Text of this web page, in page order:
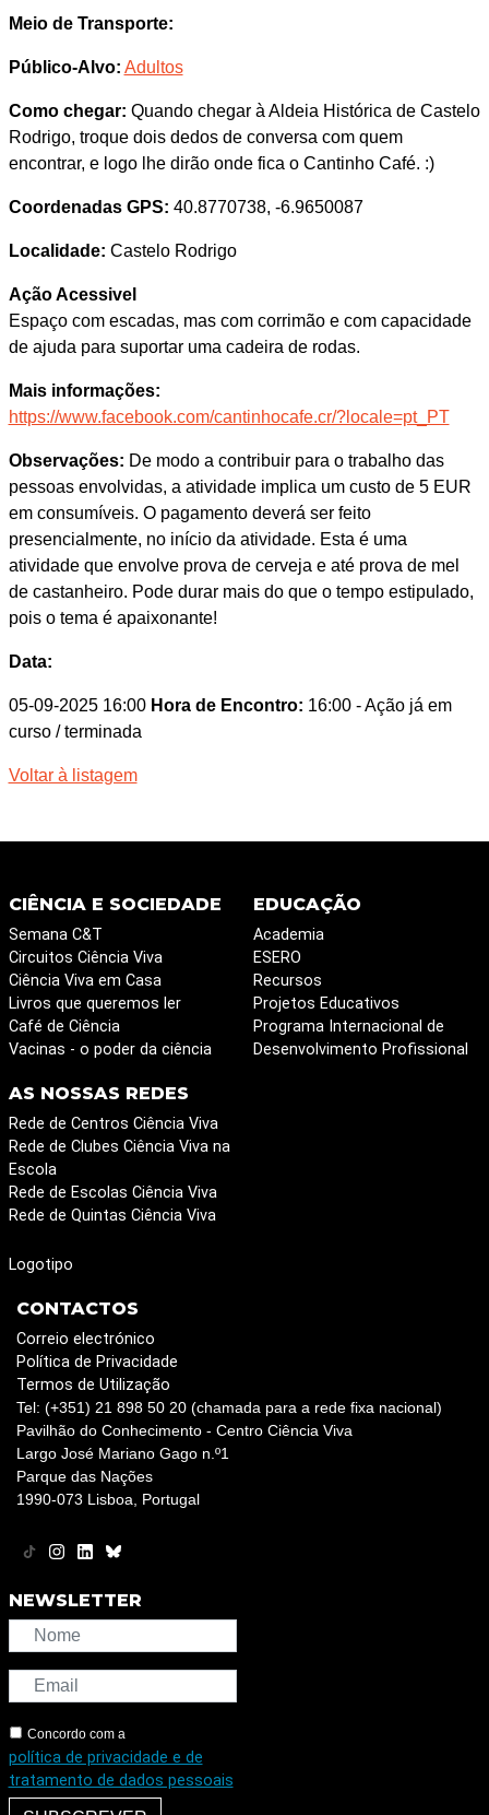
Meio de Transporte:
Público-Alvo: Adultos
Como chegar: Quando chegar à Aldeia Histórica de Castelo
Rodrigo, troque dois dedos de conversa com quem
encontrar, e logo lhe dirão onde fica o Cantinho Café. :)
Coordenadas GPS: 40.8770738, -6.9650087
Localidade: Castelo Rodrigo
Ação Acessivel
Espaço com escadas, mas com corrimão e com capacidade
de ajuda para suportar uma cadeira de rodas.
Mais informações:
https://www.facebook.com/cantinhocafe.cr/?locale=pt_PT
Observações: De modo a contribuir para o trabalho das
pessoas envolvidas, a atividade implica um custo de 5 EUR
em consumíveis. O pagamento deverá ser feito
presencialmente, no início da atividade. Esta é uma
atividade que envolve prova de cerveja e até prova de mel
de castanheiro. Pode durar mais do que o tempo estipulado,
pois o tema é apaixonante!
Data:
05-09-2025 16:00 Hora de Encontro: 16:00 - Ação já em
curso / terminada
Voltar à listagem
CIÊNCIA E SOCIEDADE
Semana C&T
Circuitos Ciência Viva
Ciência Viva em Casa
Livros que queremos ler
Café de Ciência
Vacinas - o poder da ciência
EDUCAÇÃO
Academia
ESERO
Recursos
Projetos Educativos
Programa Internacional de
Desenvolvimento Profissional
AS NOSSAS REDES
Rede de Centros Ciência Viva
Rede de Clubes Ciência Viva na
Escola
Rede de Escolas Ciência Viva
Rede de Quintas Ciência Viva
Logotipo
CONTACTOS
Correio electrónico
Política de Privacidade
Termos de Utilização
Tel: (+351) 21 898 50 20 (chamada para a rede fixa nacional)
Pavilhão do Conhecimento - Centro Ciência Viva
Largo José Mariano Gago n.º1
Parque das Nações
1990-073 Lisboa, Portugal
NEWSLETTER
Concordo com a
política de privacidade e de
tratamento de dados pessoais